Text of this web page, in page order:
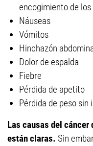
encogimiento de
Náuseas
Vómitos
Hinchazón
Dolor de espalda
Fiebre
Pérdida de apetito
Pérdida de peso sin
Las causas del cáncer
están claras. Sin